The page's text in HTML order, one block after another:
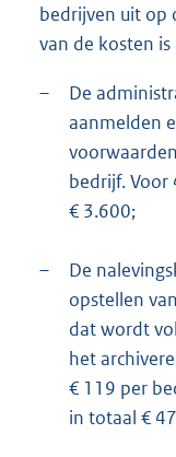
bedrijven uit op
van de kosten is
–
De
aanmelden
bedrijf.
€ 3.600;
–
De
opstellen
dat wordt
het
€ 119 per
in totaal €